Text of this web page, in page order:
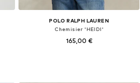
POLO RALPH LAUREN
Chemisier 'HEIDI'
165,00 €